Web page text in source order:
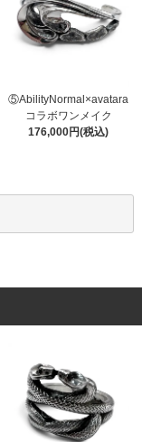
⑤AbilityNormal×avatara
コラボワンメイク
176,000円(税込)